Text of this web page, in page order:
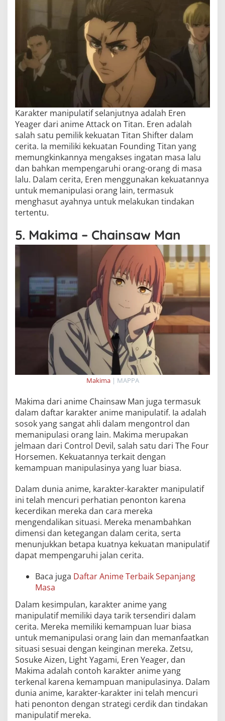
Karakter manipulatif selanjutnya adalah Eren
Yeager dari anime Attack on Titan. Eren adalah
salah satu pemilik kekuatan Titan Shifter dalam
cerita. Ia memiliki kekuatan Founding Titan yang
memungkinkannya mengakses ingatan masa lalu
dan bahkan mempengaruhi orang-orang di masa
lalu. Dalam cerita, Eren menggunakan kekuatannya
untuk memanipulasi orang lain, termasuk
menghasut ayahnya untuk melakukan tindakan
tertentu.
5. Makima – Chainsaw Man
Makima | MAPPA
Makima dari anime Chainsaw Man juga termasuk
dalam daftar karakter anime manipulatif. Ia adalah
sosok yang sangat ahli dalam mengontrol dan
memanipulasi orang lain. Makima merupakan
jelmaan dari Control Devil, salah satu dari The Four
Horsemen. Kekuatannya terkait dengan
kemampuan manipulasinya yang luar biasa.
Dalam dunia anime, karakter-karakter manipulatif
ini telah mencuri perhatian penonton karena
kecerdikan mereka dan cara mereka
mengendalikan situasi. Mereka menambahkan
dimensi dan ketegangan dalam cerita, serta
menunjukkan betapa kuatnya kekuatan manipulatif
dapat mempengaruhi jalan cerita.
Baca juga Daftar Anime Terbaik Sepanjang
Masa
Dalam kesimpulan, karakter anime yang
manipulatif memiliki daya tarik tersendiri dalam
cerita. Mereka memiliki kemampuan luar biasa
untuk memanipulasi orang lain dan memanfaatkan
situasi sesuai dengan keinginan mereka. Zetsu,
Sosuke Aizen, Light Yagami, Eren Yeager, dan
Makima adalah contoh karakter anime yang
terkenal karena kemampuan manipulasinya. Dalam
dunia anime, karakter-karakter ini telah mencuri
hati penonton dengan strategi cerdik dan tindakan
manipulatif mereka.